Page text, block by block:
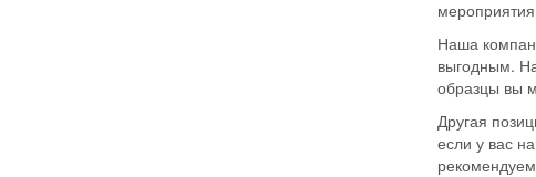
Наша
выгодным.
образцы вы
Другая
если у вас